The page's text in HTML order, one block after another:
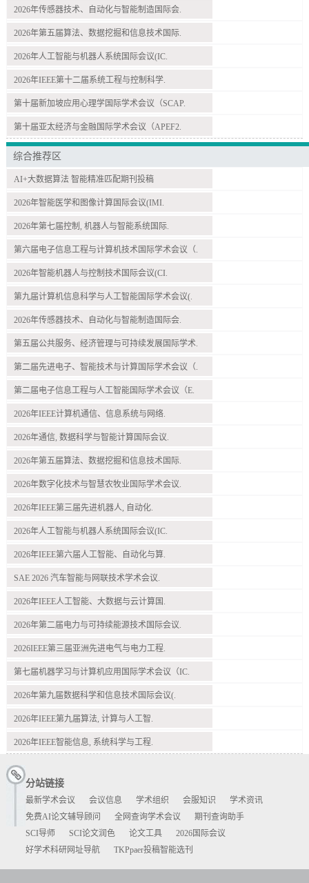
2026年传感器技术、自动化与智能制造国际会.
2026年第五届算法、数据挖掘和信息技术国际.
2026年人工智能与机器人系统国际会议(IC.
2026年IEEE第十二届系统工程与控制科学.
第十届新加坡应用心理学国际学术会议（SCAP.
第十届亚太经济与金融国际学术会议（APEF2.
综合推荐区
AI+大数据算法 智能精准匹配期刊投稿
2026年智能医学和图像计算国际会议(IMI.
2026年第七届控制, 机器人与智能系统国际.
第六届电子信息工程与计算机技术国际学术会议（.
2026年智能机器人与控制技术国际会议(CI.
第九届计算机信息科学与人工智能国际学术会议(.
2026年传感器技术、自动化与智能制造国际会.
第五届公共服务、经济管理与可持续发展国际学术.
第二届先进电子、智能技术与计算国际学术会议（.
第二届电子信息工程与人工智能国际学术会议（E.
2026年IEEE计算机通信、信息系统与网络.
2026年通信, 数据科学与智能计算国际会议.
2026年第五届算法、数据挖掘和信息技术国际.
2026年数字化技术与智慧农牧业国际学术会议.
2026年IEEE第三届先进机器人, 自动化.
2026年人工智能与机器人系统国际会议(IC.
2026年IEEE第六届人工智能、自动化与算.
SAE 2026 汽车智能与网联技术学术会议.
2026年IEEE人工智能、大数据与云计算国.
2026年第二届电力与可持续能源技术国际会议.
2026IEEE第三届亚洲先进电气与电力工程.
第七届机器学习与计算机应用国际学术会议（IC.
2026年第九届数据科学和信息技术国际会议(.
2026年IEEE第九届算法, 计算与人工智.
2026年IEEE智能信息, 系统科学与工程.
分站链接
最新学术会议 会议信息 学术组织 会服知识
学术资讯
免费AI论文辅导顾问
全网查询学术会议
期刊查询助手
SCI导师
SCI论文润色 论文工具
2026国际会议
好学术科研网址导航
TKPpaer投稿智能选刊